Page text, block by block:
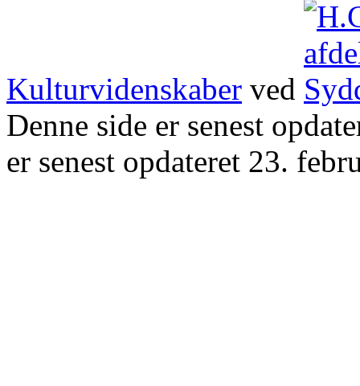
Kulturvidenskaber ved
Denne side er senest
er senest opdateret 23.